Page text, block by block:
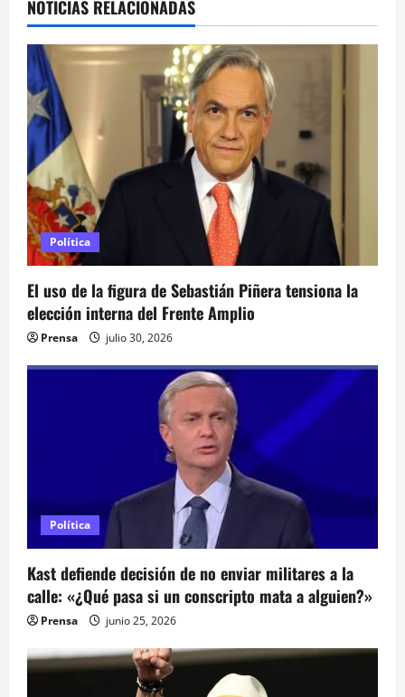
c
i
ó
n
d
e
e
n
t
r
s
NOTICIAS RELACIONADAS
Política
El uso de la figura de Sebastián Piñera tensiona la
elección interna del Frente Amplio
Prensa julio 30, 2026
Política
Kast defiende decisión de no enviar militares a la
calle: «¿Qué pasa si un conscripto mata a alguien?»
Prensa junio 25, 2026